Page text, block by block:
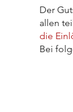
Der
allen
die
Bei